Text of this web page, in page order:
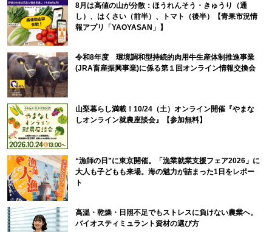
8月は高値の山が分散：ほうれんそう・きゅうり（通
し）、はくさい（前半）、トマト（後半）【青果市況情
報アプリ「YAOYASAN」】
令和8年度 環境調和型持続的肉用牛生産体制推進事業
(JRA畜産振興事業)に係る第１回オンライン情報交換会
山梨暮らし満載！10/24（土）オンライン開催『やまな
しオンライン就農座談会』【参加無料】
“漁師の日”に東京開催。「漁業就業支援フェア2026」に
大人も子どもも来場。海の魅力が詰まった1日をレポー
ト
高温・乾燥・日照不足でもストレスに負けない農業へ。
バイオスティミュラント資材の選び方